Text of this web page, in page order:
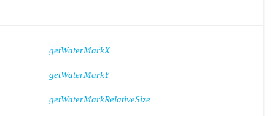
getWaterMarkX
getWaterMarkY
getWaterMarkRelativeSize